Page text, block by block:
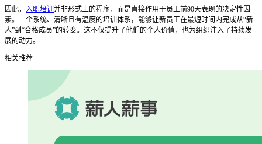
因此， 入职培训 并非形式上的程序，而是直接作用于员工前90天表现的决定性因
素。一个系统、清晰且有温度的培训体系，能够让新员工在最短时间内完成从“新
人”到“合格成员”的转变。这不仅提升了他们的个人价值，也为组织注入了持续发
展的动力。
相关推荐